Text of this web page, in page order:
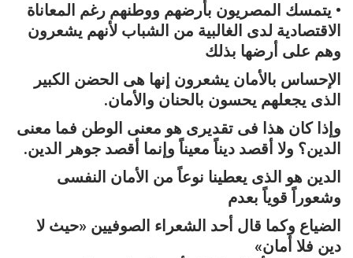
• يتمسك المصريون بأرضهم ووطنهم رغم المعاناة
الاقتصادية لدى الغالبية من الشباب لأنهم يشعرون
وهم على أرضها بذلك
الإحساس بالأمان يشعرون إنها هى الحضن الكبير
الذى يجعلهم يحسون بالحنان والأمان.
وإذا كان هذا فى تقديرى هو معنى الوطن فما معنى
الدين؟ ولا أقصد ديناً معيناً وإنما أقصد جوهر الدين.
الدين هو الذى يعطينا نوعاً من الأمان النفسى
وشعوراً قوياً بعدم
الضياع وكما قال أحد الشعراء الصوفيين «حيث لا
دين فلا أمان»